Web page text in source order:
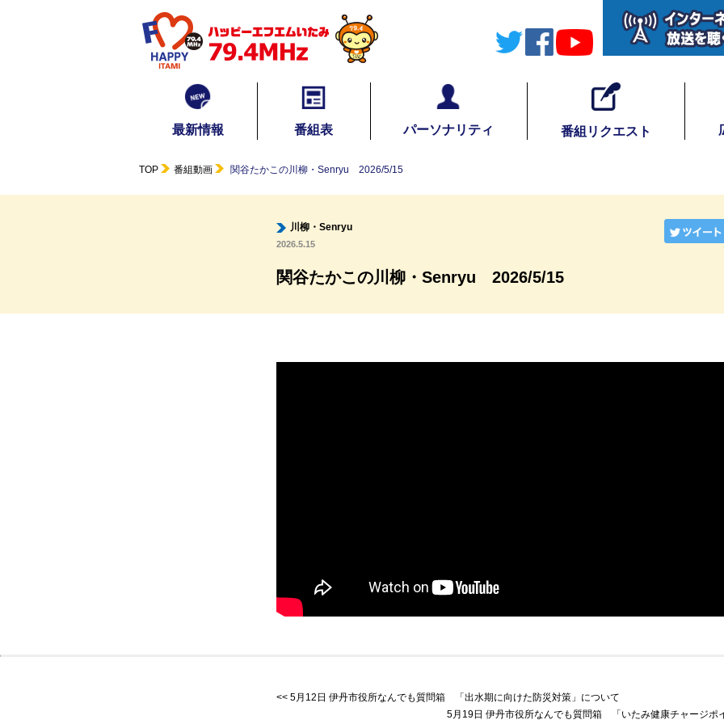
最新情報 番組表 パーソナリティ 番組リクエスト
TOP 番組動画 関谷たかこの川柳・Senryu 2026/5/15
川柳・Senryu
2026.5.15
関谷たかこの川柳・Senryu 2026/5/15
5月12日 伊丹市役所なんでも質問箱 「出水期に向けた防災対策」について
5月19日 伊丹市役所なんでも質問箱 「いたみ健康チャージポ